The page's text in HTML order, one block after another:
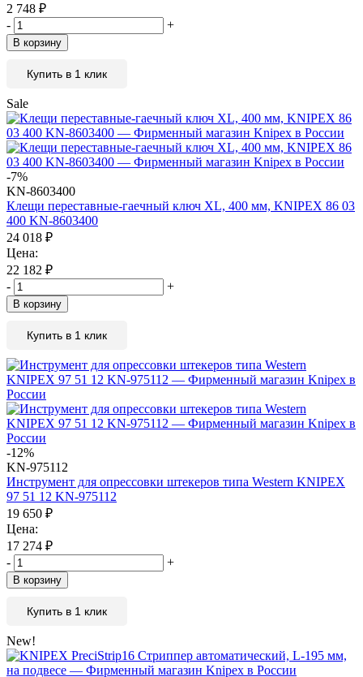
2 748 ₽
-
+
В корзину
Купить в 1 клик
Sale
-7%
KN-8603400
Клещи переставные-гаечный ключ XL, 400 мм, KNIPEX 86 03
400 KN-8603400
24 018 ₽
Цена:
22 182 ₽
-
+
В корзину
Купить в 1 клик
-12%
KN-975112
Инструмент для опрессовки штекеров типа Western KNIPEX
97 51 12 KN-975112
19 650 ₽
Цена:
17 274 ₽
-
+
В корзину
Купить в 1 клик
New!